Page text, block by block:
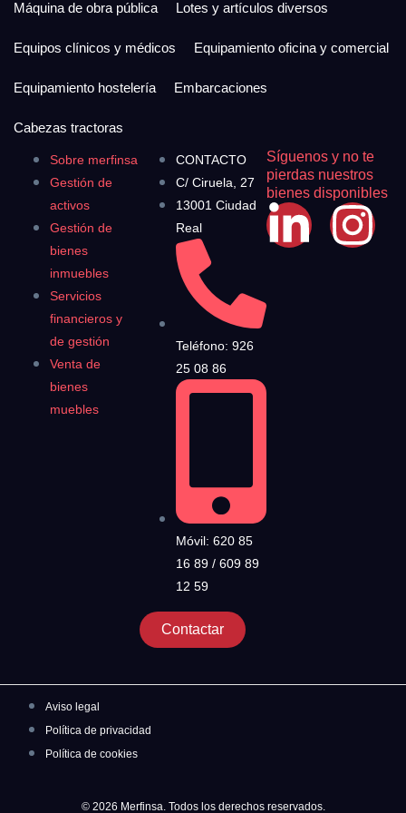
Sobre merfinsa
Gestión de
activos
Gestión de
bienes
inmuebles
Servicios
financieros y
de gestión
Venta de
bienes
muebles
CONTACTO
C/ Ciruela, 27
13001 Ciudad
Real
Teléfono: 926
25 08 86
Móvil: 620 85
16 89 / 609 89
12 59
Contactar
Síguenos y no te
pierdas nuestros
bienes disponibles
Máquina de obra pública Lotes y artículos diversos
Equipos clínicos y médicos Equipamiento oficina y comercial
Equipamiento hostelería Embarcaciones
Cabezas tractoras
Aviso legal
Política de privacidad
Política de cookies
© 2026 Merfinsa. Todos los derechos reservados.